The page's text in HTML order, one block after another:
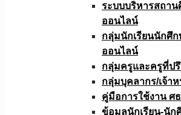
ระบบบริหารสถาน
ออนไลน์
กลุ่มนักเรียนนักศึก
ออนไลน์
กลุ่มครูและครูที่ป
กลุ่มบุคลากร/เจ้า
คู่มือการใช้งาน ศ
ข้อมูลนักเรียน-นัก